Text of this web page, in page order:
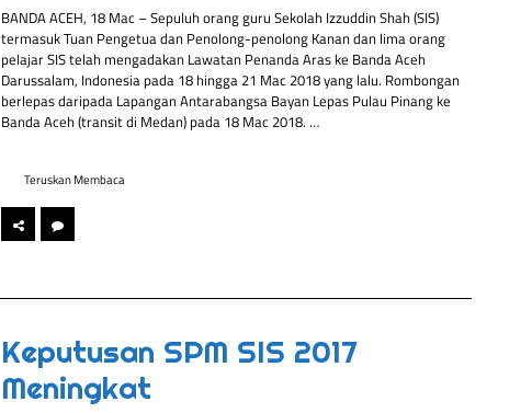
BANDA ACEH, 18 Mac – Sepuluh orang guru Sekolah Izzuddin Shah (SIS)
termasuk Tuan Pengetua dan Penolong-penolong Kanan dan lima orang
pelajar SIS telah mengadakan Lawatan Penanda Aras ke Banda Aceh
Darussalam, Indonesia pada 18 hingga 21 Mac 2018 yang lalu. Rombongan
berlepas daripada Lapangan Antarabangsa Bayan Lepas Pulau Pinang ke
Banda Aceh (transit di Medan) pada 18 Mac 2018. …
Teruskan Membaca
Keputusan SPM SIS 2017
Meningkat